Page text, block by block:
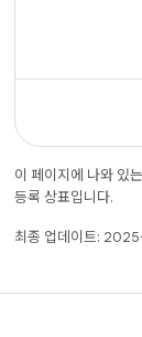
이 페이지에 나와 있
등록 상표입니다.
최종 업데이트: